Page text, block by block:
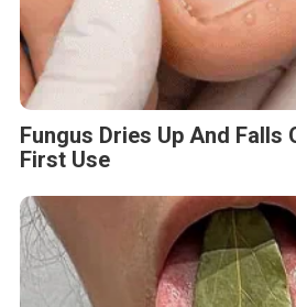
Fungus Dries Up And Falls
First Use